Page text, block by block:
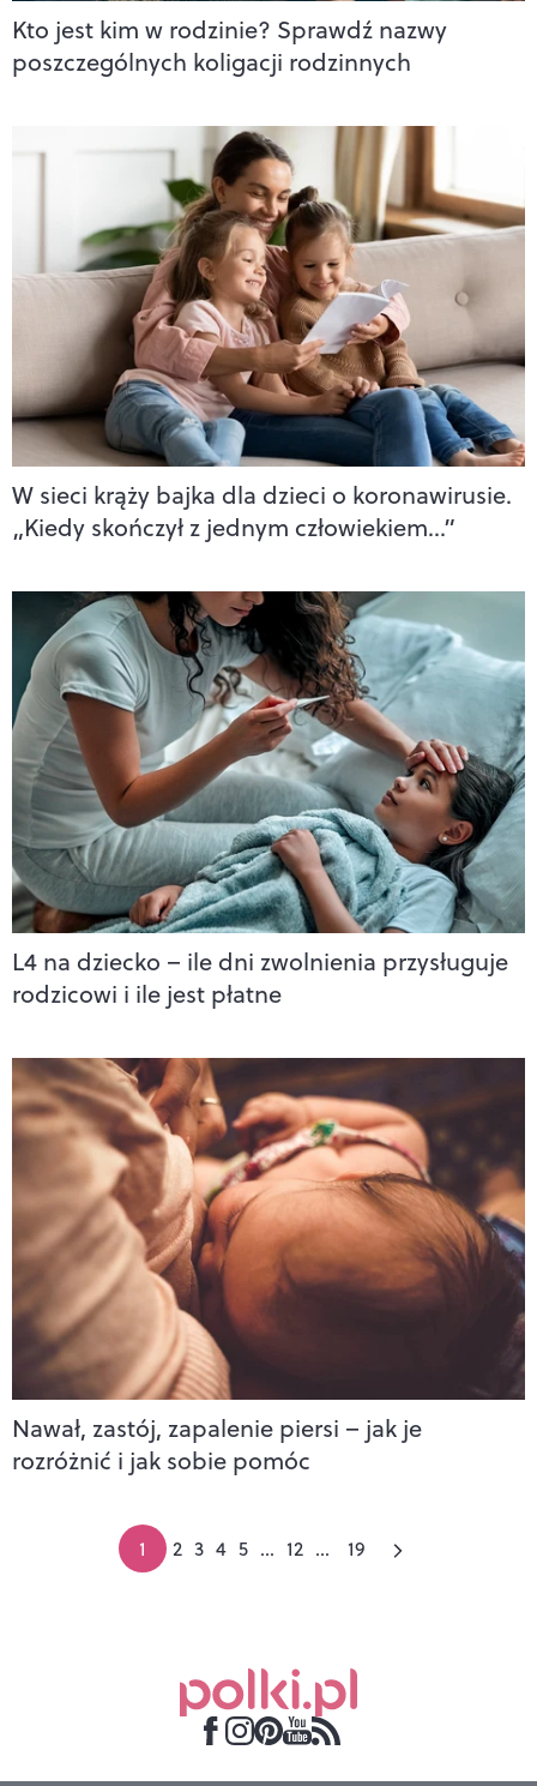
Kto jest kim w rodzinie? Sprawdź nazwy
poszczególnych koligacji rodzinnych
W sieci krąży bajka dla dzieci o koronawirusie.
„Kiedy skończył z jednym człowiekiem…”
L4 na dziecko – ile dni zwolnienia przysługuje
rodzicowi i ile jest płatne
Nawał, zastój, zapalenie piersi – jak je
rozróżnić i jak sobie pomóc
1 2 3 4 5 ... 12 ... 19